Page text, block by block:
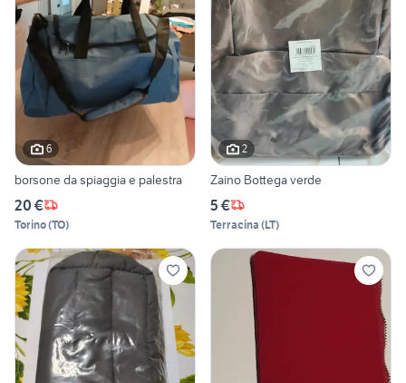
6
borsone da spiaggia e palestra
20 €
Torino(TO)
2
Zaino Bottega verde
5 €
Terracina (LT)